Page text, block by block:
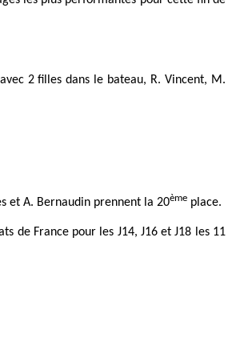
2 filles dans le bateau, R. Vincent, M.
et A. Bernaudin prennent la 20ème place.
de France pour les J14, J16 et J18 les 11